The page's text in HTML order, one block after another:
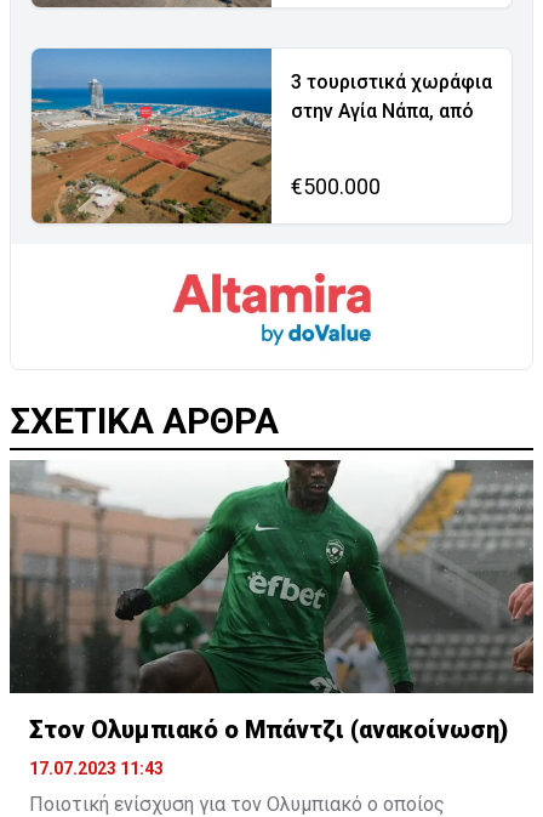
3 τουριστικά χωράφια
στην Αγία Νάπα, από
€500.000
ΣΧΕΤΙΚΑ ΑΡΘΡΑ
Στον Ολυμπιακό ο Μπάντζι (ανακοίνωση)
17.07.2023 11:43
Ποιοτική ενίσχυση για τον Ολυμπιακό ο οποίος